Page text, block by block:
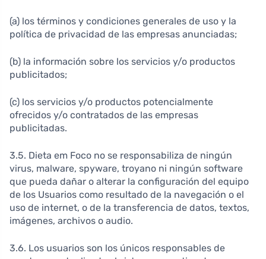
(a) los términos y condiciones generales de uso y la
política de privacidad de las empresas anunciadas;
(b) la información sobre los servicios y/o productos
publicitados;
(c) los servicios y/o productos potencialmente
ofrecidos y/o contratados de las empresas
publicitadas.
3.5. Dieta em Foco no se responsabiliza de ningún
virus, malware, spyware, troyano ni ningún software
que pueda dañar o alterar la configuración del equipo
de los Usuarios como resultado de la navegación o el
uso de internet, o de la transferencia de datos, textos,
imágenes, archivos o audio.
3.6. Los usuarios son los únicos responsables de